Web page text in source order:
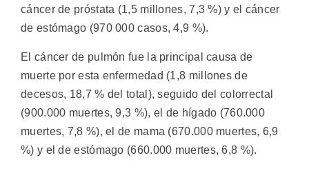
cáncer de próstata (1,5 millones, 7,3 %) y el cáncer
de estómago (970 000 casos, 4,9 %).
El cáncer de pulmón fue la principal causa de
muerte por esta enfermedad (1,8 millones de
decesos, 18,7 % del total), seguido del colorrectal
(900.000 muertes, 9,3 %), el de hígado (760.000
muertes, 7,8 %), el de mama (670.000 muertes, 6,9
%) y el de estómago (660.000 muertes, 6,8 %).